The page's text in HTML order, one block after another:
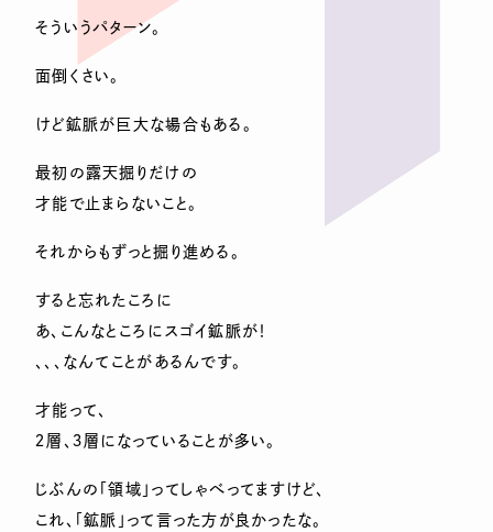
そういうパターン。
面倒くさい。
けど鉱脈が巨大な場合もある。
最初の露天掘りだけの
才能で止まらないこと。
それからもずっと掘り進める。
すると忘れたころに
あ、こんなところにスゴイ鉱脈が！
、、、なんてことがあるんです。
才能って、
２層、３層になっていることが多い。
じぶんの「領域」ってしゃべってますけど、
これ、「鉱脈」って言った方が良かったな。